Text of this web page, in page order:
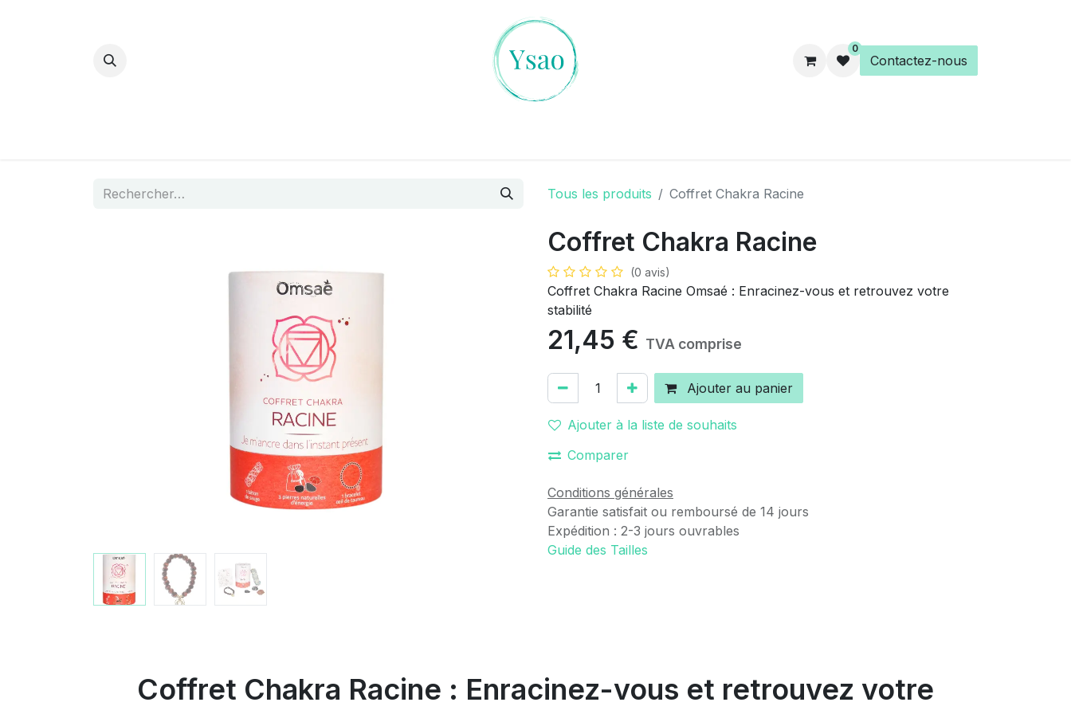
0
Contactez-nous
Tous les produits Coffret Chakra Racine
Coffret Chakra Racine
(0 avis)
Coffret Chakra Racine Omsaé : Enracinez-vous et retrouvez votre
stabilité
21,45 € TVA comprise
Ajouter au panier
Ajouter à la liste de souhaits
Comparer
Conditions générales
Garantie satisfait ou remboursé de 14 jours
Expédition : 2-3 jours ouvrables
Guide des Tailles
Coffret Chakra Racine : Enracinez-vous et retrouvez votre